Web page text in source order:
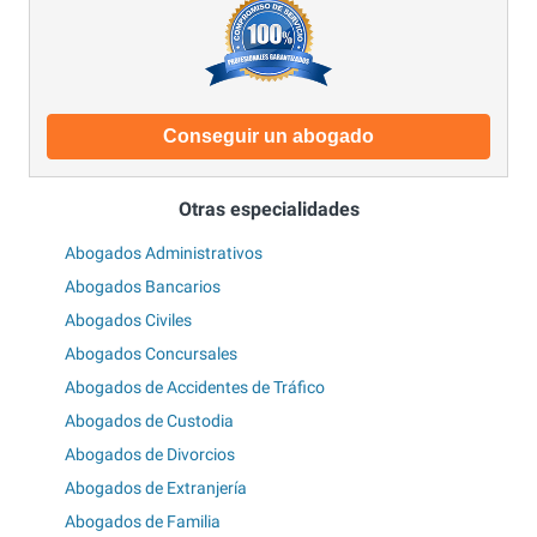
Conseguir un abogado
Otras especialidades
Abogados Administrativos
Abogados Bancarios
Abogados Civiles
Abogados Concursales
Abogados de Accidentes de Tráfico
Abogados de Custodia
Abogados de Divorcios
Abogados de Extranjería
Abogados de Familia